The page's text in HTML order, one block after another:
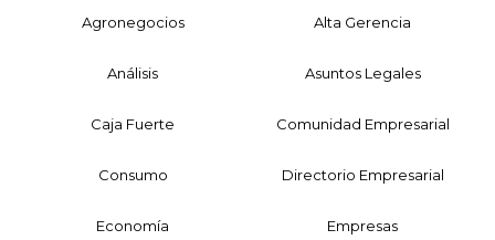
Agronegocios Alta Gerencia
Análisis Asuntos Legales
Caja Fuerte Comunidad Empresarial
Consumo Directorio Empresarial
Economía Empresas